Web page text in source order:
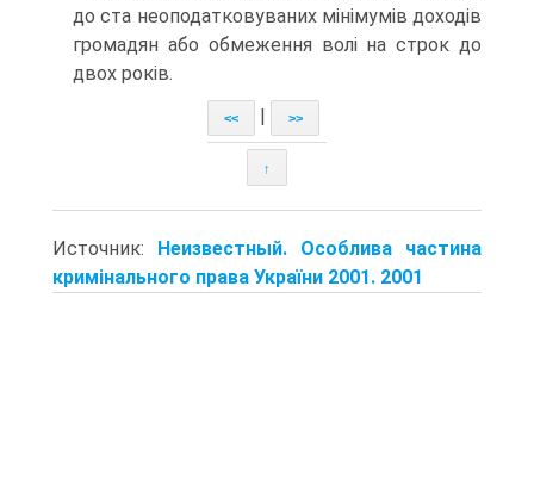
до ста неоподатковуваних мінімумів доходів
громадян або обмеження волі на строк до
двох років.
<< >>
↑
Источник: Неизвестный. Особлива частина
кримінального права України 2001. 2001